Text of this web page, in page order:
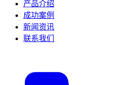
产品介绍
成功案例
新闻资讯
联系我们